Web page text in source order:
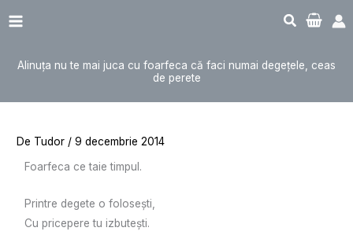
Main
Alinuța nu te mai juca cu foarfeca că faci numai degețele, ceas
de perete
De Tudor /9 decembrie 2014
Foarfeca ce taie timpul.
Printre degete o folosești,
Cu pricepere tu izbutești.